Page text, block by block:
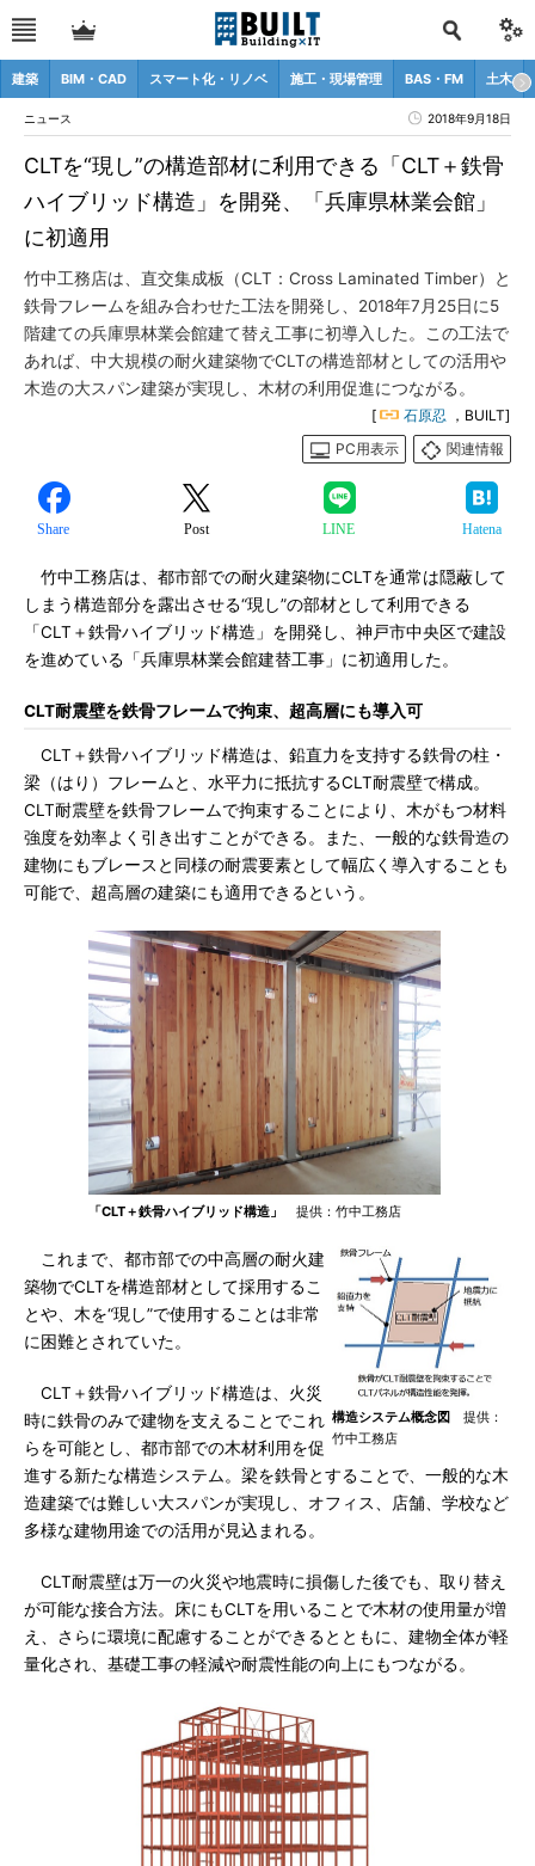
建築 BIM・CAD スマート化・リノベ 施工・現場管理 BAS・FM 土木
ニュース 2018年9月18日
CLTを“現し”の構造部材に利用できる「CLT＋鉄骨
ハイブリッド構造」を開発、「兵庫県林業会館」
に初適用
竹中工務店は、直交集成板（CLT：Cross Laminated Timber）と
鉄骨フレームを組み合わせた工法を開発し、2018年7月25日に5
階建ての兵庫県林業会館建て替え工事に初導入した。この工法で
あれば、中大規模の耐火建築物でCLTの構造部材としての活用や
木造の大スパン建築が実現し、木材の利用促進につながる。
[ 石原忍 ，BUILT]
PC用表示
関連情報
Share Post LINE Hatena
竹中工務店は、都市部での耐火建築物にCLTを通常は隠蔽して
しまう構造部分を露出させる“現し”の部材として利用できる
「CLT＋鉄骨ハイブリッド構造」を開発し、神戸市中央区で建設
を進めている「兵庫県林業会館建替工事」に初適用した。
CLT耐震壁を鉄骨フレームで拘束、超高層にも導入可
CLT＋鉄骨ハイブリッド構造は、鉛直力を支持する鉄骨の柱・
梁（はり）フレームと、水平力に抵抗するCLT耐震壁で構成。
CLT耐震壁を鉄骨フレームで拘束することにより、木がもつ材料
強度を効率よく引き出すことができる。また、一般的な鉄骨造の
建物にもブレースと同様の耐震要素として幅広く導入することも
可能で、超高層の建築にも適用できるという。
「CLT＋鉄骨ハイブリッド構造」 提供：竹中工務店
構造システム概念図
提供：
竹中工務店
これまで、都市部での中高層の耐火建
築物でCLTを構造部材として採用するこ
とや、木を“現し”で使用することは非常
に困難とされていた。
CLT＋鉄骨ハイブリッド構造は、火災
時に鉄骨のみで建物を支えることでこれ
らを可能とし、都市部での木材利用を促
進する新たな構造システム。梁を鉄骨とすることで、一般的な木
造建築では難しい大スパンが実現し、オフィス、店舗、学校など
多様な建物用途での活用が見込まれる。
CLT耐震壁は万一の火災や地震時に損傷した後でも、取り替え
が可能な接合方法。床にもCLTを用いることで木材の使用量が増
え、さらに環境に配慮することができるとともに、建物全体が軽
量化され、基礎工事の軽減や耐震性能の向上にもつながる。